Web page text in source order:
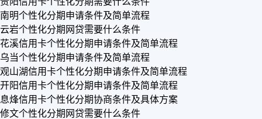
南明个性化分期申请条件及简单流程
云岩个性化分期网贷需要什么条件
花溪信用卡个性化分期申请条件及简单流程
乌当个性化分期申请条件及简单流程
观山湖信用卡个性化分期申请条件及简单流程
开阳信用卡个性化分期申请条件及简单流程
息烽信用卡个性化分期协商条件及具体方案
修文个性化分期网贷需要什么条件